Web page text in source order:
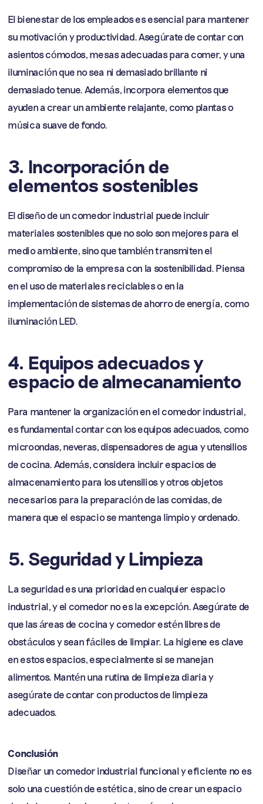
El bienestar de los empleados es esencial para mantener
su motivación y productividad. Asegúrate de contar con
asientos cómodos, mesas adecuadas para comer, y una
iluminación que no sea ni demasiado brillante ni
demasiado tenue. Además, incorpora elementos que
ayuden a crear un ambiente relajante, como plantas o
música suave de fondo.
3. Incorporación de
elementos sostenibles
El diseño de un comedor industrial puede incluir
materiales sostenibles que no solo son mejores para el
medio ambiente, sino que también transmiten el
compromiso de la empresa con la sostenibilidad. Piensa
en el uso de materiales reciclables o en la
implementación de sistemas de ahorro de energía, como
iluminación LED.
4. Equipos adecuados y
espacio de almecanamiento
Para mantener la organización en el comedor industrial,
es fundamental contar con los equipos adecuados, como
microondas, neveras, dispensadores de agua y utensilios
de cocina. Además, considera incluir espacios de
almacenamiento para los utensilios y otros objetos
necesarios para la preparación de las comidas, de
manera que el espacio se mantenga limpio y ordenado.
5. Seguridad y Limpieza
La seguridad es una prioridad en cualquier espacio
industrial, y el comedor no es la excepción. Asegúrate de
que las áreas de cocina y comedor estén libres de
obstáculos y sean fáciles de limpiar. La higiene es clave
en estos espacios, especialmente si se manejan
alimentos. Mantén una rutina de limpieza diaria y
asegúrate de contar con productos de limpieza
adecuados.
Conclusión
Diseñar un comedor industrial funcional y eficiente no es
solo una cuestión de estética, sino de crear un espacio